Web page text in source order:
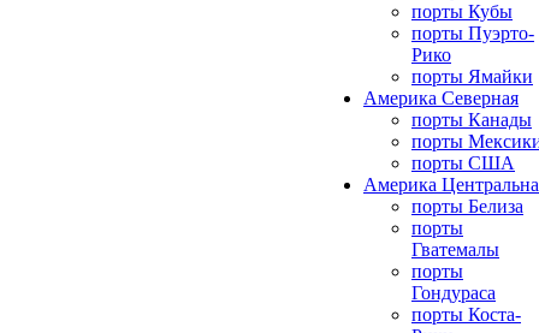
порты Кубы
порты Пуэрто-
Рико
порты Ямайки
Америка Северная
порты Канады
порты
порты США
Америка
порты Белиза
порты
Гватемалы
порты
Гондураса
порты Коста-